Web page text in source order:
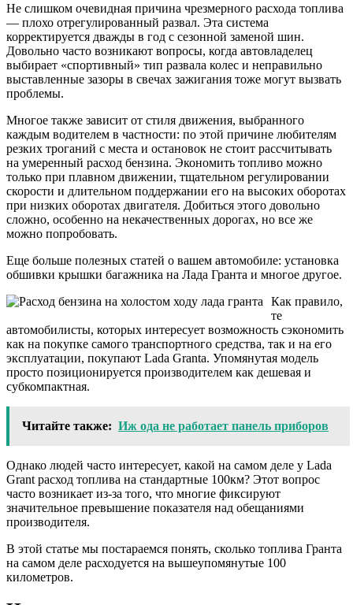
Не слишком очевидная причина чрезмерного расхода топлива
— плохо отрегулированный развал. Эта система
корректируется дважды в год с сезонной заменой шин.
Довольно часто возникают вопросы, когда автовладелец
выбирает «спортивный» тип развала колес и неправильно
выставленные зазоры в свечах зажигания тоже могут вызвать
проблемы.
Многое также зависит от стиля движения, выбранного
каждым водителем в частности: по этой причине любителям
резких троганий с места и остановок не стоит рассчитывать
на умеренный расход бензина. Экономить топливо можно
только при плавном движении, тщательном регулировании
скорости и длительном поддержании его на высоких оборотах
при низких оборотах двигателя. Добиться этого довольно
сложно, особенно на некачественных дорогах, но все же
можно попробовать.
Еще больше полезных статей о вашем автомобиле: установка
обшивки крышки багажника на Лада Гранта и многое другое.
Как правило,
те
автомобилисты, которых интересует возможность сэкономить
как на покупке самого транспортного средства, так и на его
эксплуатации, покупают Lada Granta. Упомянутая модель
просто позиционируется производителем как дешевая и
субкомпактная.
Читайте также: Иж ода не работает панель приборов
Однако людей часто интересует, какой на самом деле у Lada
Grant расход топлива на стандартные 100км? Этот вопрос
часто возникает из-за того, что многие фиксируют
значительное превышение показателя над обещаниями
производителя.
В этой статье мы постараемся понять, сколько топлива Гранта
на самом деле расходуется на вышеупомянутые 100
километров.